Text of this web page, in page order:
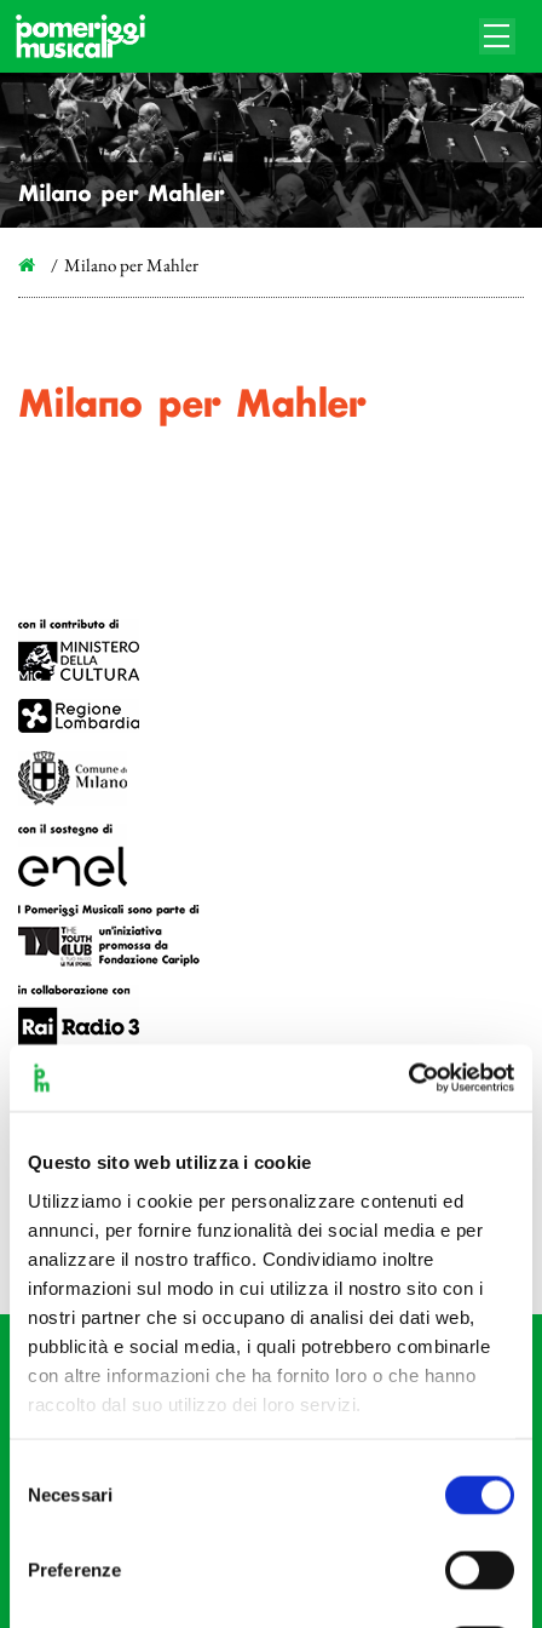
Questo sito web utilizza i cookie
Utilizziamo i cookie per personalizzare contenuti ed
annunci, per fornire funzionalità dei social media e per
analizzare il nostro traffico. Condividiamo inoltre
informazioni sul modo in cui utilizza il nostro sito con i
nostri partner che si occupano di analisi dei dati web,
pubblicità e social media, i quali potrebbero combinarle
con altre informazioni che ha fornito loro o che hanno
raccolto dal suo utilizzo dei loro servizi.
delNecessari
Preferenze
Milano per Mahler
Milano per Mahler
Milano per Mahler
Fondazione I Pomeriggi Musicali
Partita Iva 04410060158